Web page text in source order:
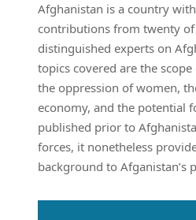
Afghanistan is a country
contributions from twenty of
distinguished experts on
topics covered are the
the oppression of women,
economy, and the potential
published prior to
forces, it nonetheless
background to Afganistan’s